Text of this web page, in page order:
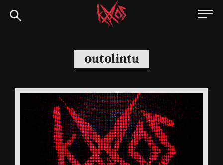
Siirry
suoraan
Kaaoszine
outolintu